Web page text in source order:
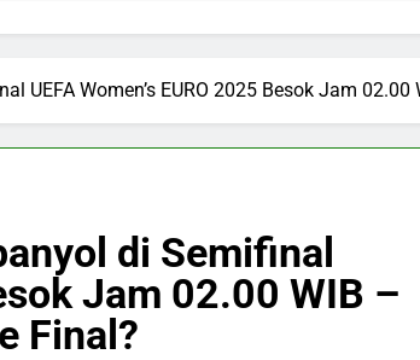
UEFA Women’s EURO 2025 Besok Jam
di Semifinal
Jam 02.00 WIB –
Final?